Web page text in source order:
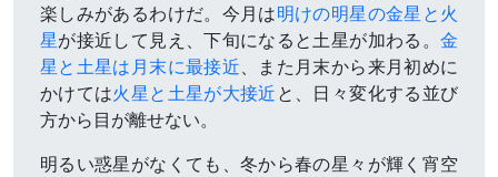
楽しみがあるわけだ。今月は明けの明星の金星と火
星が接近して見え、下旬になると土星が加わる。金
星と土星は月末に最接近、また月末から来月初めに
かけては火星と土星が大接近と、日々変化する並び
方から目が離せない。
明るい惑星がなくても、冬から春の星々が輝く宵空